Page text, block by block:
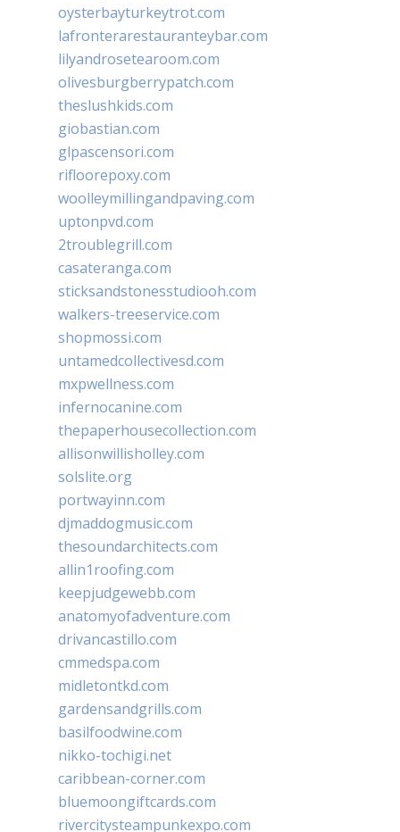
oysterbayturkeytrot.com
lafronterarestauranteybar.com
lilyandrosetearoom.com
olivesburgberrypatch.com
theslushkids.com
giobastian.com
glpascensori.com
rifloorepoxy.com
woolleymillingandpaving.com
uptonpvd.com
2troublegrill.com
casateranga.com
sticksandstonesstudiooh.com
walkers-treeservice.com
shopmossi.com
untamedcollectivesd.com
mxpwellness.com
infernocanine.com
thepaperhousecollection.com
allisonwillisholley.com
solslite.org
portwayinn.com
djmaddogmusic.com
thesoundarchitects.com
allin1roofing.com
keepjudgewebb.com
anatomyofadventure.com
drivancastillo.com
cmmedspa.com
midletontkd.com
gardensandgrills.com
basilfoodwine.com
nikko-tochigi.net
caribbean-corner.com
bluemoongiftcards.com
rivercitysteampunkexpo.com